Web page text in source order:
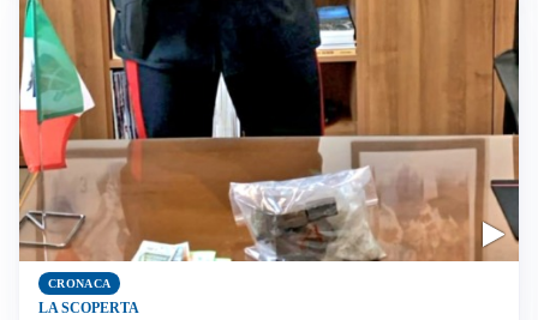
CRONACA
LA SCOPERTA